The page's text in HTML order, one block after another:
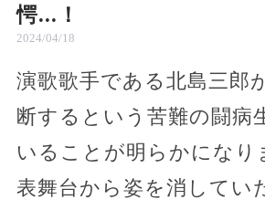
愕...！
2024/04/18
演歌歌手である北島三郎
断するという苦難の闘病
いることが明らかになり
表舞台から姿を消してい